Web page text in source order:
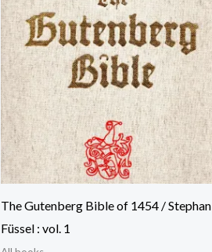
The Gutenberg Bible of 1454 / Stephan
Füssel : vol. 1